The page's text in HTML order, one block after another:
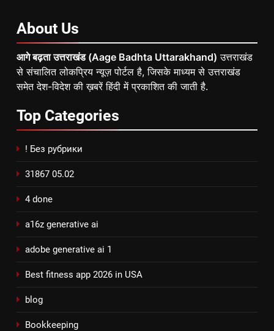
About Us
आगे बढ़ता उत्तराखंड (Aage Badhta Uttarakhand) उत्तराखंड
से संचालित लोकप्रिय न्यूज़ पोर्टल है, जिसके माध्यम से उत्तराखंड
समेत देश-विदेश की ख़बरें हिंदी में प्रकाशित की जाती है.
Top Categories
! Без рубрики
31867 05.02
4 done
a16z generative ai
adobe generative ai 1
Best fitness app 2026 in USA
blog
Bookkeeping